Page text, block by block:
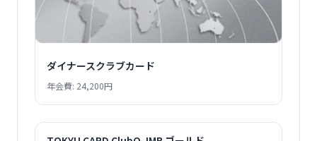
ダイナースクラブカード
年会費: 24,200円